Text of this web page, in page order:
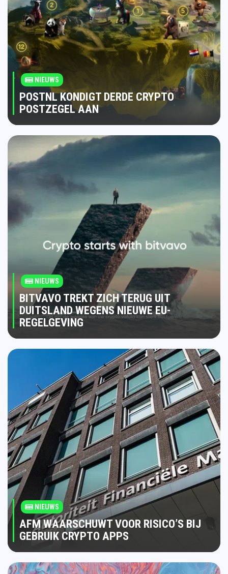
NIEUWS
POSTNL KONDIGT DERDE CRYPTO
POSTZEGEL AAN
NIEUWS
BITVAVO TREKT ZICH TERUG UIT
DUITSLAND WEGENS NIEUWE EU-
REGELGEVING
NIEUWS
AFM WAARSCHUWT VOOR RISICO’S BIJ
GEBRUIK CRYPTO APPS